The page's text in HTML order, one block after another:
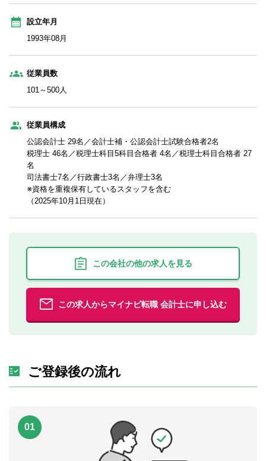
設立年月
1993年08月
従業員数
101～500人
従業員構成
公認会計士 29名／会計士補・公認会計士試験合格者2名
税理士 46名／税理士科目5科目合格者 4名／税理士科目合格者 27
名
司法書士7名／行政書士3名／弁理士3名
※資格を重複保有しているスタッフを含む
（2025年10月1日現在）
この会社の他の求人を見る
この求人からマイナビ転職 会計士に申し込む
ご登録後の流れ
01